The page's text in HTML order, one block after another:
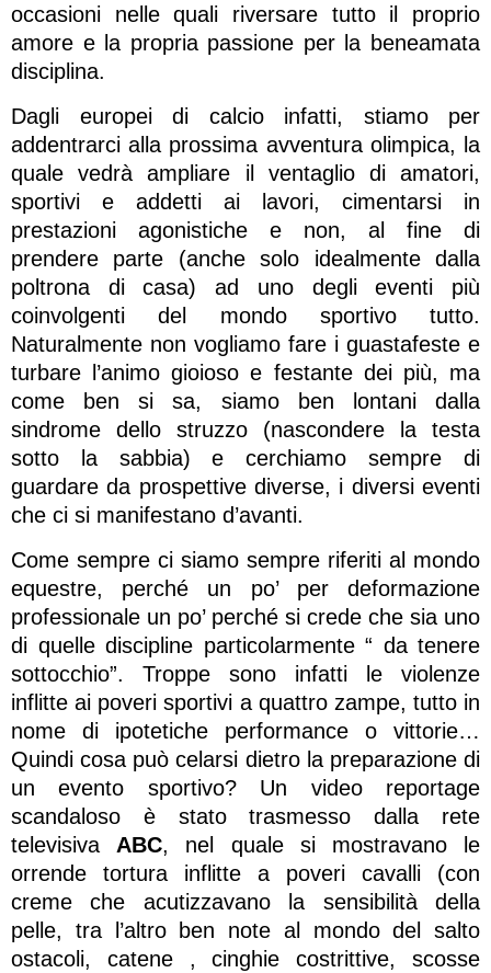
occasioni nelle quali riversare tutto il proprio
amore e la propria passione per la beneamata
disciplina.
Dagli europei di calcio infatti, stiamo per
addentrarci alla prossima avventura olimpica, la
quale vedrà ampliare il ventaglio di amatori,
sportivi e addetti ai lavori, cimentarsi in
prestazioni agonistiche e non, al fine di
prendere parte (anche solo idealmente dalla
poltrona di casa) ad uno degli eventi più
coinvolgenti del mondo sportivo tutto.
Naturalmente non vogliamo fare i guastafeste e
turbare l’animo gioioso e festante dei più, ma
come ben si sa, siamo ben lontani dalla
sindrome dello struzzo (nascondere la testa
sotto la sabbia) e cerchiamo sempre di
guardare da prospettive diverse, i diversi eventi
che ci si manifestano d’avanti.
Come sempre ci siamo sempre riferiti al mondo
equestre, perché un po’ per deformazione
professionale un po’ perché si crede che sia uno
di quelle discipline particolarmente “ da tenere
sottocchio”. Troppe sono infatti le violenze
inflitte ai poveri sportivi a quattro zampe, tutto in
nome di ipotetiche performance o vittorie…
Quindi cosa può celarsi dietro la preparazione di
un evento sportivo? Un video reportage
scandaloso è stato trasmesso dalla rete
televisiva ABC, nel quale si mostravano le
orrende tortura inflitte a poveri cavalli (con
creme che acutizzavano la sensibilità della
pelle, tra l’altro ben note al mondo del salto
ostacoli, catene , cinghie costrittive, scosse